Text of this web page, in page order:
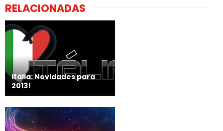
RELACIONADAS
Itália: Novidades para
2013!